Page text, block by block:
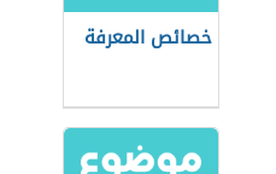
خصائص المعرفة